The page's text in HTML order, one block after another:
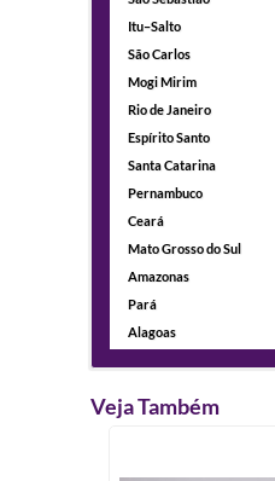
Itu–Salto
São Carlos
Mogi Mirim
Rio de Janeiro
Espírito Santo
Santa Catarina
Pernambuco
Ceará
Mato Grosso do Sul
Amazonas
Pará
Alagoas
Veja Também